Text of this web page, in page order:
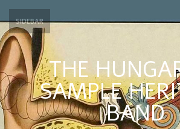
SIDEBAR
THE
SAMPLE
BAND